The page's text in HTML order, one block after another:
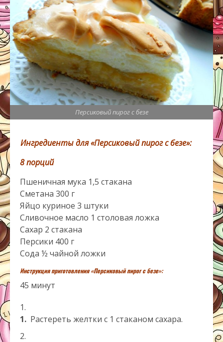
Персиковый пирог с безе
Ингредиенты для «Персиковый пирог с безе»:
8 порций
Пшеничная мука 1,5 стакана
Сметана 300 г
Яйцо куриное 3 штуки
Сливочное масло 1 столовая ложка
Сахар 2 стакана
Персики 400 г
Сода ½ чайной ложки
Инструкция приготовления «Персиковый пирог с безе»:
45 минут
1. Растереть желтки с 1 стаканом сахара.